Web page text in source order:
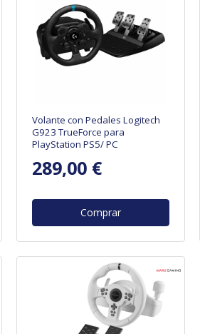
Volante con Pedales Logitech
G923 TrueForce para
PlayStation PS5/ PC
289,00 €
Comprar